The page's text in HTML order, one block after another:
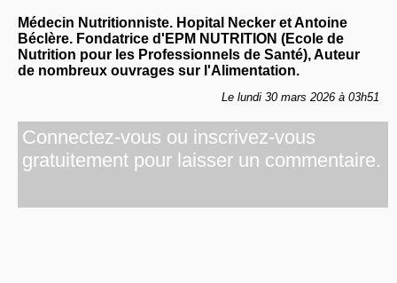
Médecin Nutritionniste. Hopital Necker et Antoine
Béclère. Fondatrice d'EPM NUTRITION (Ecole de
Nutrition pour les Professionnels de Santé), Auteur
de nombreux ouvrages sur l'Alimentation.
Le lundi 30 mars 2026 à 03h51
Connectez-vous ou inscrivez-vous
gratuitement pour laisser un commentaire.